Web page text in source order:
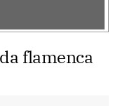
flamenca